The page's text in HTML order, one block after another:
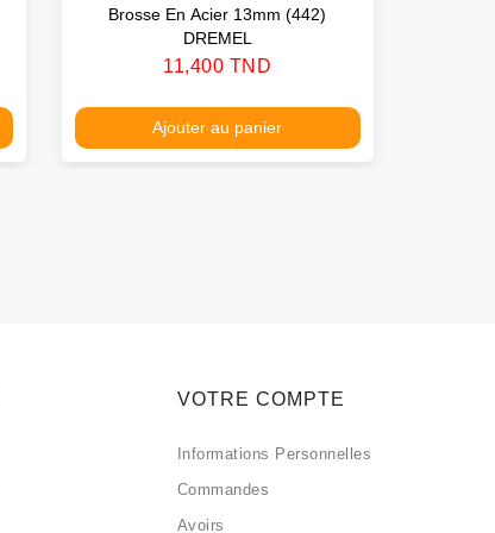
Brosse En Acier 13mm (442)
DREMEL
Prix
11,400 TND
Ajouter au panier
VOTRE COMPTE
Informations Personnelles
Commandes
Avoirs